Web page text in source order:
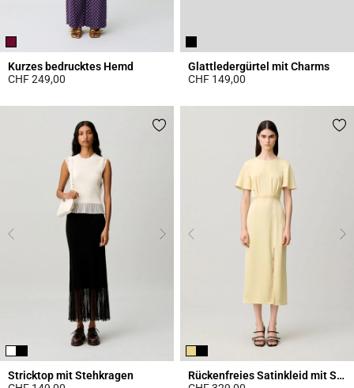
Kurzes bedrucktes Hemd
CHF 249,00
Glattledergürtel mit Charms
CHF 149,00
Stricktop mit Stehkragen
Rückenfreies Satinkleid mit Spitze